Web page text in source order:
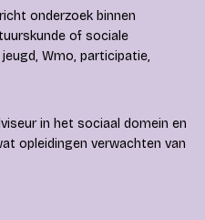
onderzoek binnen
of sociale
Wmo, participatie,
in het sociaal domein en
opleidingen verwachten van